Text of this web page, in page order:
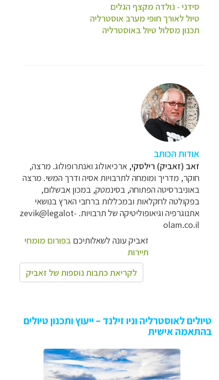
סידני - נולדה מקצף הגלים
טיול לאורך חופי מערב אוסטרליה
תכנון מסלול טיול באוסטרליה
אודות הכותב
זאב (זאביק) רילסקי, ארכיאולוג ואנתרופולוג. מרצה,
חוקר, מדריך ומומחה לתרבויות אסיה ודרך המשי. מרצה
באוניברסיטה הפתוחה, בסינמטק, במכון אבשלום,
בפקולטה לחקלאות ובמכללות ברחבי הארץ בנושאי
אתנוגרפיה וגיאופוליטיקה של תרבויות. zevik@legalot-
olam.co.il
זאביק עונה לשאלותיכם בפורום מומחי
תיירות
לקריאת כתבות נוספות של זאביק
טיולים לאוסטרליה וניו זילנד – ייעוץ ותכנון טיולים
בהתאמה אישית